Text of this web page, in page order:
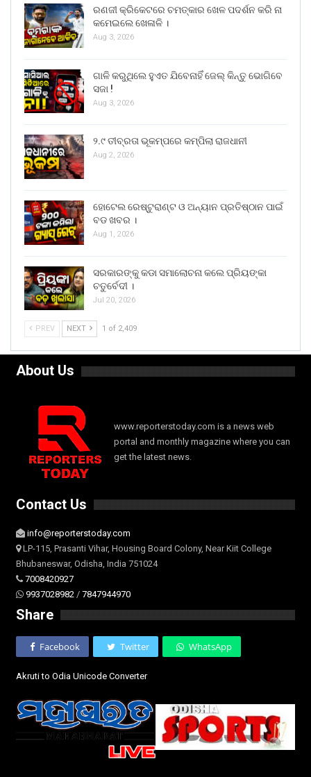
ରଣଜୀ କ୍ରିକେଟରେ ଚମତ୍କାର ଖେଳ ପଦର୍ଶନ କରି ନା
କମେଇଲେ ଖେଳାଳି ।
Aug 3, 2026
ଗାଳି କରୁଥିଲେ ହୁଏତ ଯିବେନାହିଁ ଜେଲ୍ କିନ୍ତୁ ଭୋଗିବେ
ସଜା !
Aug 3, 2026
୨.୯ ତୀବ୍ରତା ଭୂକମ୍ପରେ କମ୍ପିଲା ରାଜଧାନୀ
Aug 2, 2026
ହୋଟେଲ ରେଷ୍ଟୁରାଣ୍ଟ ଓ ଅନ୍ୟାନ ପ୍ରତିଷ୍ଠାନ ପାଇଁ
ବଡ ଖବର ।
Aug 1, 2026
ସରକାରଙ୍କୁ କଡା ସମାଲୋଚନା କଲେ ପ୍ରିୟଙ୍କା
ଚତୁର୍ବେଦୀ ।
Jul 20, 2026
PREV NEXT 1 of 2,409
About Us
www.reporterstoday.com is a news web
portal and monthly magazine where you can
get the latest news.
Contact Us
info@reporterstoday.com
LP-115, Prasanti Vihar, Housing Board Colony, Near Kiit College
Bhubaneswar, Odisha, India 751024
7008420927
9937028982 / 7847944970
Share
Facebook Twitter WhatsApp
Akruti to Odia Unicode Converter